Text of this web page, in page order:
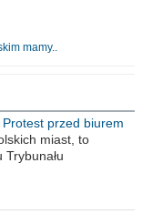
mamy..
przed biurem
miast, to